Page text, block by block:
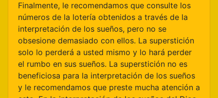
Finalmente, le recomendamos que consulte los
números de la lotería obtenidos a través de la
interpretación de los sueños, pero no se
obsesione demasiado con ellos. La superstición
solo lo perderá a usted mismo y lo hará perder
el rumbo en sus sueños. La superstición no es
beneficiosa para la interpretación de los sueños
y le recomendamos que preste mucha atención a